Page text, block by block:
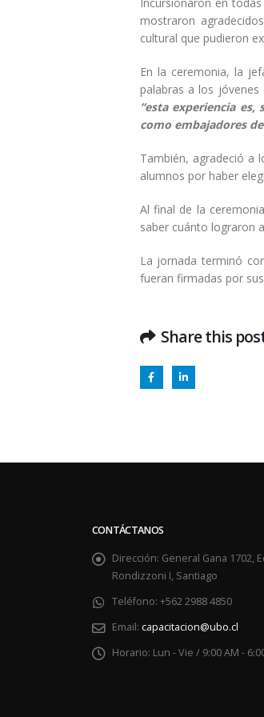
mostraron
cultural que pudieron
En la ceremonia, la
palabras a los
“esta experiencia
como embajadores
También, agradeció a
alumnos por haber
Al final de la
saber cuánto lograron
La jornada terminó
fueran firmadas por
Share this
CONTÁCTANOS
Dirección: General Gana 1702,
Rondizzoni I, Santiago
Teléfono: +562 2988 4850
Email: capacitacion@ubo.cl
Horario: Lun - Vie / 9:00 AM -